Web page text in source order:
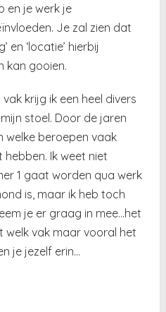
en je werk je
Je zal zien dat
en ‘locatie’ hierbij
kan gooien.
krijg ik een heel divers
stoel. Door de jaren
welke beroepen vaak
Ik weet niet
1 gaat worden qua werk
is, maar ik heb toch
je er graag in mee…het
welk vak maar vooral het
je jezelf erin…